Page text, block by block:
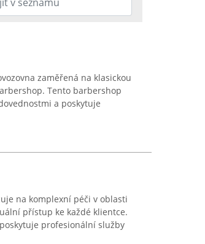
zaměřená na klasickou
Tento barbershop
a poskytuje
na komplexní péči v oblasti
přístup ke každé klientce.
profesionální služby